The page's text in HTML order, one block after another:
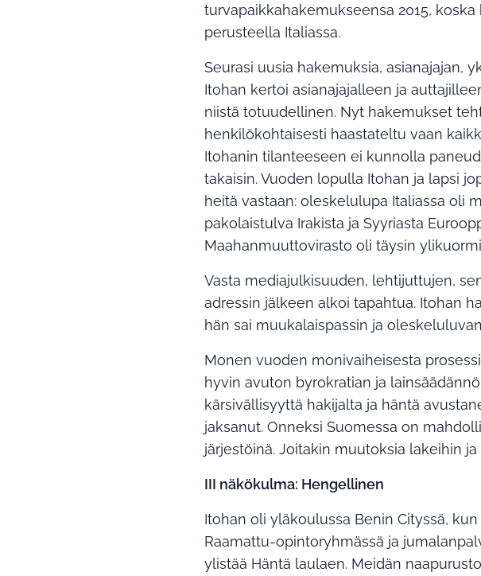
turvapaikkahakemukseensa 2015,
perusteella Italiassa.
Seurasi uusia hakemuksia, asianajajan,
Itohan kertoi asianajajalleen ja
niistä totuudellinen. Nyt hakemukset
henkilökohtaisesti haastateltu vaan
Itohanin tilanteeseen ei kunnolla
takaisin. Vuoden lopulla Itohan ja lapsi
heitä vastaan: oleskelulupa Italiassa oli
pakolaistulva Irakista ja Syyriasta
Maahanmuuttovirasto oli täysin
Vasta mediajulkisuuden, lehtijuttujen,
adressin jälkeen alkoi tapahtua. Itohan
hän sai muukalaispassin ja
Monen vuoden monivaiheisesta
hyvin avuton byrokratian ja
kärsivällisyyttä hakijalta ja häntä
jaksanut. Onneksi Suomessa on
järjestöinä. Joitakin muutoksia lakeihin
III näkökulma: Hengellinen
Itohan oli yläkoulussa Benin Cityssä,
Raamattu-opintoryhmässä ja
ylistää Häntä laulaen. Meidän